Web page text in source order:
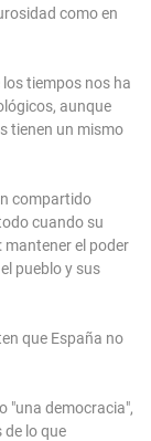
como en
tiempos nos ha
aunque
tienen un mismo
compartido
cuando su
mantener el poder
pueblo y sus
que España no
"una democracia",
de lo que